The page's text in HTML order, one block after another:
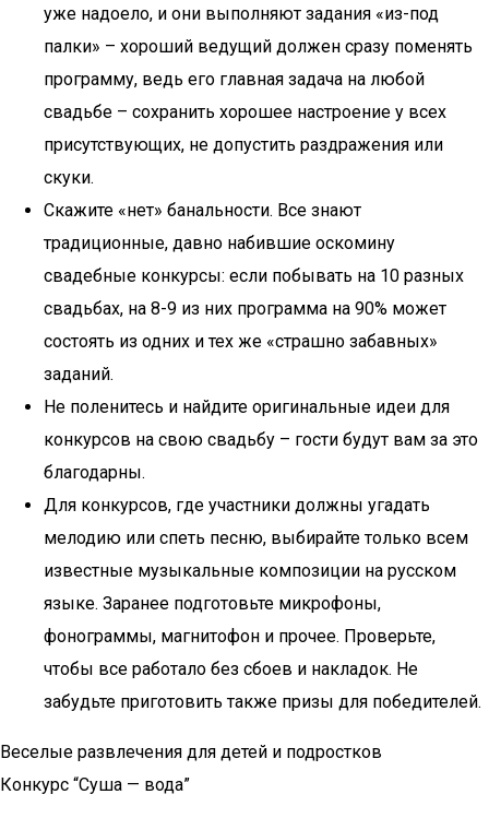
уже надоело, и они выполняют задания «из-под
палки» – хороший ведущий должен сразу поменять
программу, ведь его главная задача на любой
свадьбе – сохранить хорошее настроение у всех
присутствующих, не допустить раздражения или
скуки.
Скажите «нет» банальности. Все знают
традиционные, давно набившие оскомину
свадебные конкурсы: если побывать на 10 разных
свадьбах, на 8-9 из них программа на 90% может
состоять из одних и тех же «страшно забавных»
заданий.
Не поленитесь и найдите оригинальные идеи для
конкурсов на свою свадьбу – гости будут вам за это
благодарны.
Для конкурсов, где участники должны угадать
мелодию или спеть песню, выбирайте только всем
известные музыкальные композиции на русском
языке. Заранее подготовьте микрофоны,
фонограммы, магнитофон и прочее. Проверьте,
чтобы все работало без сбоев и накладок. Не
забудьте приготовить также призы для победителей.
Веселые развлечения для детей и подростков
Конкурс “Суша — вода”